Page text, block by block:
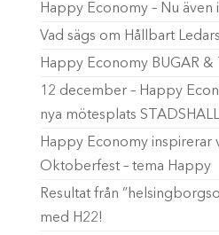
Happy Economy – Nu även
Vad sägs om Hållbart
Happy Economy BUGAR &
12 december – Happy
nya mötesplats
Happy Economy inspirerar
Oktoberfest – tema Happy
Resultat från
med H22!